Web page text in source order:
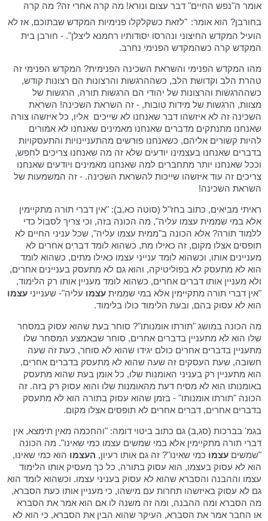
אומר ה"נפש החיים" דבר עצום ונורא! מה קרה אחרי זה? מה קרה
בחורבן? הוא אומר: "לזאת כשקלקלו פנימיות המקדש שבתוכם, אז לא
הועיל המקדש החיצוני ונהרסו יסודותיו רחמנא ליצלן". - חורבן בית
המקדש קרה כשהמקדש הפנימי נחרב.
מהו המקדש הפנימי והשראת השכינה הפנימית? המקדש הפנימי זה
טהרת הלב וקדושת הלב, כשההרגשות והרצונות הם רצונות קודש,
כשההרגשות והרצונות של יהודי הם הרגשות תורה, הרגשות של
מצוות, הרגשות של מידות טובות, - זה השראת השכינה! השראת
השכינה זה לא איזשהו דבר שאנחנו לא שייכים אליו, כל איזשהו צורה
שאנחנו מתנתקים מדברים שאנחנו מאמינים שאנחנו לא אמורים
להיות קשורים אליהם, כשאנחנו פורשים מהתעניינויות והתעסקויות
בדברים שאנחנו בעצמינו יודעים שלא זה מה שאנחנו צריכים לחפש,
וככל שאנחנו יותר מתחברים למה שאנחנו מאמינים ויודעים שאנחנו
צריכים זה עוד איזשהו שייכות להשראת השכינה. - זה המשמעות של
השראת השכינה!
ראיתי מביאים, כתוב בחז"ל (סוטה כא,ב): "אין דברי תורה מתקיימין
אלא במי שממית עצמו עליה", מה הכונה בזה, וכי צריך לסבול כדי
ללמוד תורה? אלא הכונה ב"ממית עצמו עליה", שכל עניני החיים לא
תופסים אצלו מקום, זה כאילו מת, כשהוא לומד דברים אחרים לא
מעניינים אותו, וכשהוא לומד ענייני עצמו כאילו מתים, כשהוא לומד
הוא לא מתעסק לא בפוליטיקה, והוא גם לא מתעסק בעניינים אחרים,
ולא מעניין אותו דברים אחרים, כשהוא לומד מעניין אותו רק הלימוד,
"אין דברי תורה מתקיימין אלא במי שממיתעצמו עליה"- שענייניעצמו
הוא לא עסוק בהם, ובעת הלימוד כולו בלימוד.
מה הכונה במושג "תורתו אומנותו"? סוחר בעת שהוא עסוק במסחר
שלו הוא לא מתעניין בדברים אחרים, סוחר שבאמצע המסחר שלו
מתעניין בדברים אחרים כולם יגידו שהוא לא סוחר, כעת זה שעה
חשובה, שעת העסקים זה שעה שהוא לא מתעסק בדברים אחרים,
הוא מתעניין רק בעניני האומנות שלו, כל אומן בעת שהוא מתעסק
באומנותו הוא לא מסיח דעת מהאומנות שלו והוא עסוק רק בזה. זה
הכונה "תורתו אומנותו" - בזמן שהוא עסוק בתורה הוא לא מתעסק
בדברים אחרים, דברים אחרים לא תופסים אצלו מקום.
בגמ' בברכות (סג,ב) גם כתוב ביטוי דומה: "והחכמה מאין תימצא, אין
דברי תורה מתקיימין אלא במי שמשים עצמו כמי שאינו". מה הכונה
"שמשיםעצמו כמי שאינו"? זה גם אותו רעיון, העצמו הוא כמי שאינו,
הוא לא עסוק בעצמו, הוא עסוק בתורה, כל כך מעסיק אותו הלימוד
עצמו וההבנה והסברא שהוא לא עסוק בעניני עצמו. וכשהוא לומד הוא
גם לא עסוק באיזשהו תחרות עם מישהו, כי מעניין אותו כעת הסברא,
מה הסברא ומה ההבנה, ומה זה משנה לו אם הוא אמר את הסברא
או החבר אמר את הסברא, העיקר שהוא הבין את הסברא, כי הוא לא